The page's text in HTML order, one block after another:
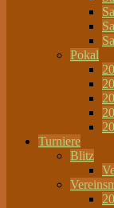
Pokal
Turniere
Blitz